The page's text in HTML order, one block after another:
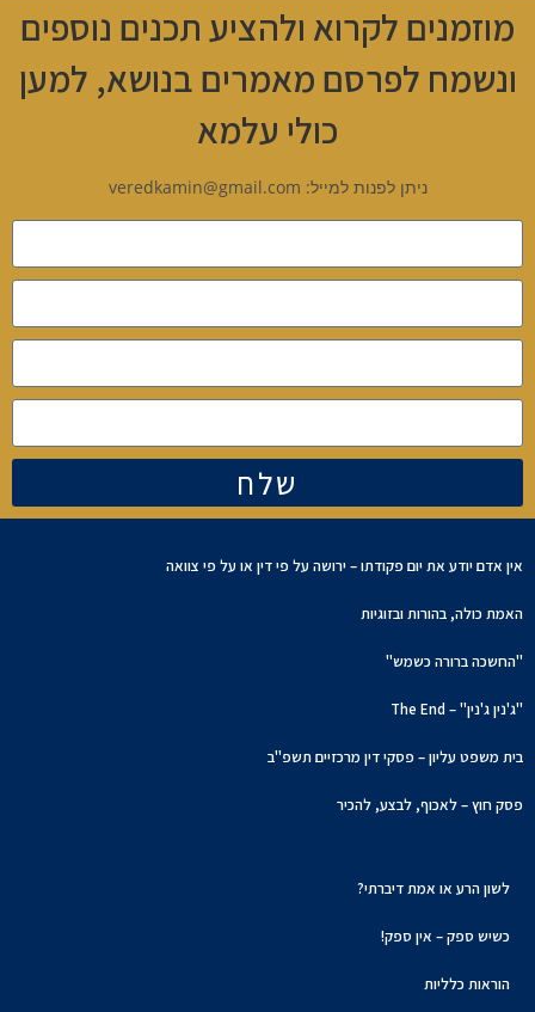
מוזמנים לקרוא ולהציע תכנים נוספים
ונשמח לפרסם מאמרים בנושא, למען
כולי עלמא
ניתן לפנות למייל: veredkamin@gmail.com
שלח
אין אדם יודע את יום פקודתו – ירושה על פי דין או על פי צוואה
האמת כולה, בהורות ובזוגיות
"החשכה ברורה כשמש"
"ג'נין ג'נין" – The End
בית משפט עליון – פסקי דין מרכזיים תשפ"ב
פסק חוץ – לאכוף, לבצע, להכיר
לשון הרע או אמת דיברתי?
כשיש ספק – אין ספק!
הוראות כלליות